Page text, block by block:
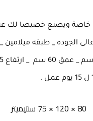
خاصة ويصنع خصيصا لك
80 × 120 × 75 سنتيميتر